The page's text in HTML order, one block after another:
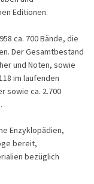
Editionen.
ca. 700 Bände, die
Der Gesamtbestand
und Noten, sowie
im laufenden
sowie ca. 2.700
Enzyklopädien,
bereit,
bezüglich